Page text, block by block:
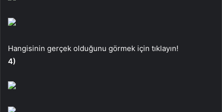
Hangisinin gerçek olduğunu görmek için tıklayın!
4)